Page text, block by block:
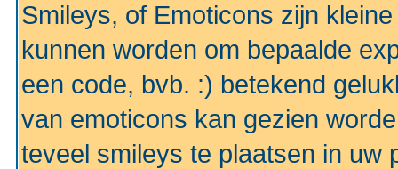
Smileys, of Emoticons zijn
kunnen worden om bepaalde
een code, bvb. :) betekend
van emoticons kan gezien
teveel smileys te plaatsen in uw